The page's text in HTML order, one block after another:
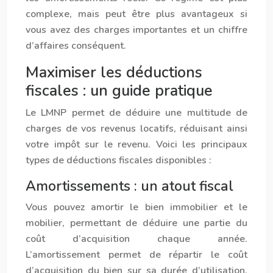
complexe, mais peut être plus avantageux si
vous avez des charges importantes et un chiffre
d’affaires conséquent.
Maximiser les déductions
fiscales : un guide pratique
Le LMNP permet de déduire une multitude de
charges de vos revenus locatifs, réduisant ainsi
votre impôt sur le revenu. Voici les principaux
types de déductions fiscales disponibles :
Amortissements : un atout fiscal
Vous pouvez amortir le bien immobilier et le
mobilier, permettant de déduire une partie du
coût d’acquisition chaque année.
L’amortissement permet de répartir le coût